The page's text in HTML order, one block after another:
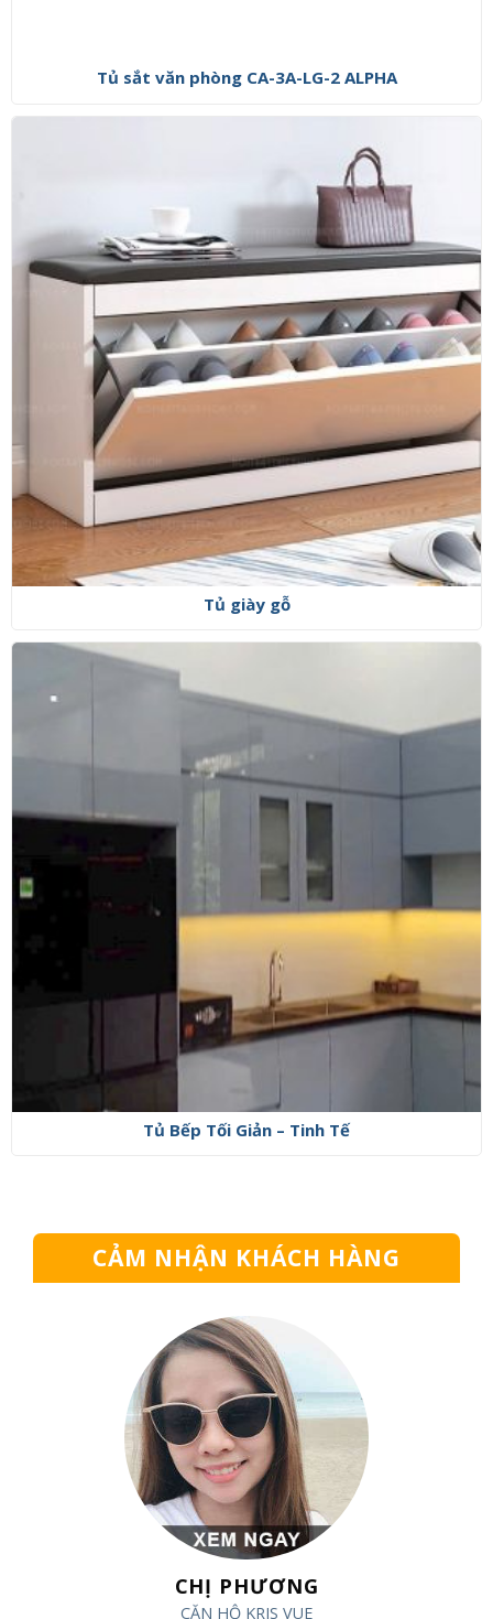
Tủ sắt văn phòng CA-3A-LG-2 ALPHA
Tủ giày gỗ
Tủ Bếp Tối Giản – Tinh Tế
CẢM NHẬN KHÁCH HÀNG
CHỊ PHƯƠNG
CĂN HỘ KRIS VUE